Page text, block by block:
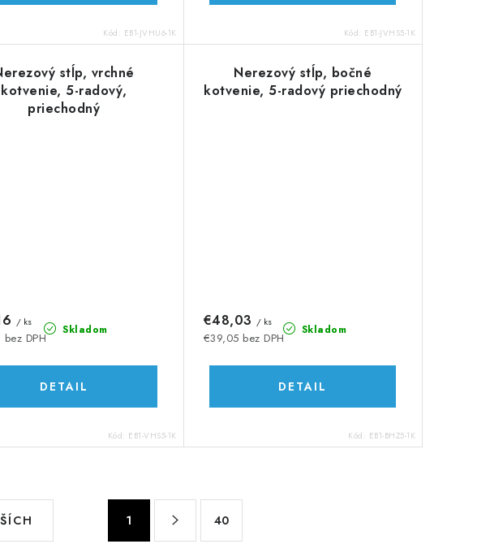
Kód: EB1-JVHU6-1K Kód: EB1-JVHS5-1K
stĺp, vrchné
kotvenie, 5-radový,
priechodný
Skladom
DPH
/ ks
DETAIL
Kód: EB1-VHS5-1K
Nerezový stĺp, bočné
kotvenie, 5-radový priechodný
Skladom
€39,05 bez DPH
€48,03 / ks
DETAIL
Kód: EB1-BHZ5-1K
S
1 40